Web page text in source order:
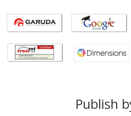
Publish